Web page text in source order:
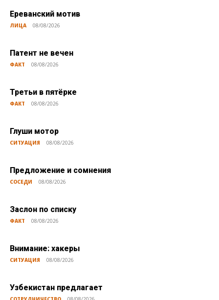
Ереванский мотив
ЛИЦА 08/08/2026
Патент не вечен
ФАКТ 08/08/2026
Третьи в пятёрке
ФАКТ 08/08/2026
Глуши мотор
СИТУАЦИЯ 08/08/2026
Предложение и сомнения
СОСЕДИ 08/08/2026
Заслон по списку
ФАКТ 08/08/2026
Внимание: хакеры
СИТУАЦИЯ 08/08/2026
Узбекистан предлагает